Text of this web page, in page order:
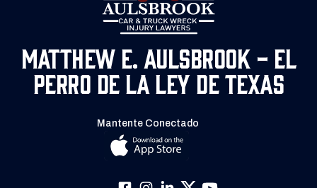
Matthew E. Aulsbrook - El
Perro de la Ley de Texas
Mantente Conectado